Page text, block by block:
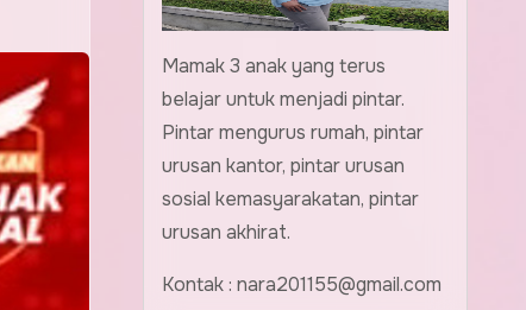
Mamak 3 anak yang terus
belajar untuk menjadi pintar.
Pintar mengurus rumah, pintar
urusan kantor, pintar urusan
sosial kemasyarakatan, pintar
urusan akhirat.
Kontak : nara201155@gmail.com